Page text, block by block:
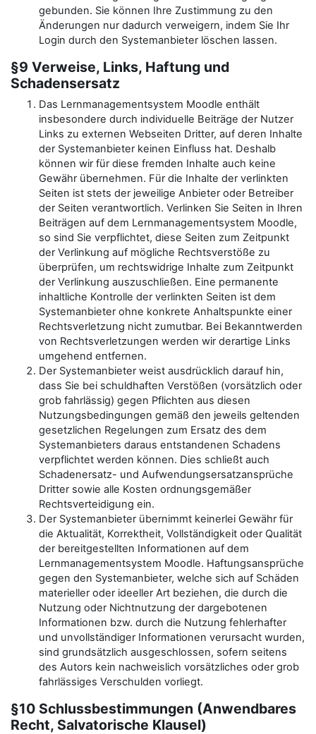
gebunden. Sie können Ihre Zustimmung zu den
Änderungen nur dadurch verweigern, indem Sie Ihr
Login durch den Systemanbieter löschen lassen.
§9 Verweise, Links, Haftung und
Schadensersatz
Das Lernmanagementsystem Moodle enthält
insbesondere durch individuelle Beiträge der Nutzer
Links zu externen Webseiten Dritter, auf deren Inhalte
der Systemanbieter keinen Einfluss hat. Deshalb
können wir für diese fremden Inhalte auch keine
Gewähr übernehmen. Für die Inhalte der verlinkten
Seiten ist stets der jeweilige Anbieter oder Betreiber
der Seiten verantwortlich. Verlinken Sie Seiten in Ihren
Beiträgen auf dem Lernmanagementsystem Moodle,
so sind Sie verpflichtet, diese Seiten zum Zeitpunkt
der Verlinkung auf mögliche Rechtsverstöße zu
überprüfen, um rechtswidrige Inhalte zum Zeitpunkt
der Verlinkung auszuschließen. Eine permanente
inhaltliche Kontrolle der verlinkten Seiten ist dem
Systemanbieter ohne konkrete Anhaltspunkte einer
Rechtsverletzung nicht zumutbar. Bei Bekanntwerden
von Rechtsverletzungen werden wir derartige Links
umgehend entfernen.
Der Systemanbieter weist ausdrücklich darauf hin,
dass Sie bei schuldhaften Verstößen (vorsätzlich oder
grob fahrlässig) gegen Pflichten aus diesen
Nutzungsbedingungen gemäß den jeweils geltenden
gesetzlichen Regelungen zum Ersatz des dem
Systemanbieters daraus entstandenen Schadens
verpflichtet werden können. Dies schließt auch
Schadenersatz- und Aufwendungsersatzansprüche
Dritter sowie alle Kosten ordnungsgemäßer
Rechtsverteidigung ein.
Der Systemanbieter übernimmt keinerlei Gewähr für
die Aktualität, Korrektheit, Vollständigkeit oder Qualität
der bereitgestellten Informationen auf dem
Lernmanagementsystem Moodle. Haftungsansprüche
gegen den Systemanbieter, welche sich auf Schäden
materieller oder ideeller Art beziehen, die durch die
Nutzung oder Nichtnutzung der dargebotenen
Informationen bzw. durch die Nutzung fehlerhafter
und unvollständiger Informationen verursacht wurden,
sind grundsätzlich ausgeschlossen, sofern seitens
des Autors kein nachweislich vorsätzliches oder grob
fahrlässiges Verschulden vorliegt.
§10 Schlussbestimmungen (Anwendbares
Recht, Salvatorische Klausel)